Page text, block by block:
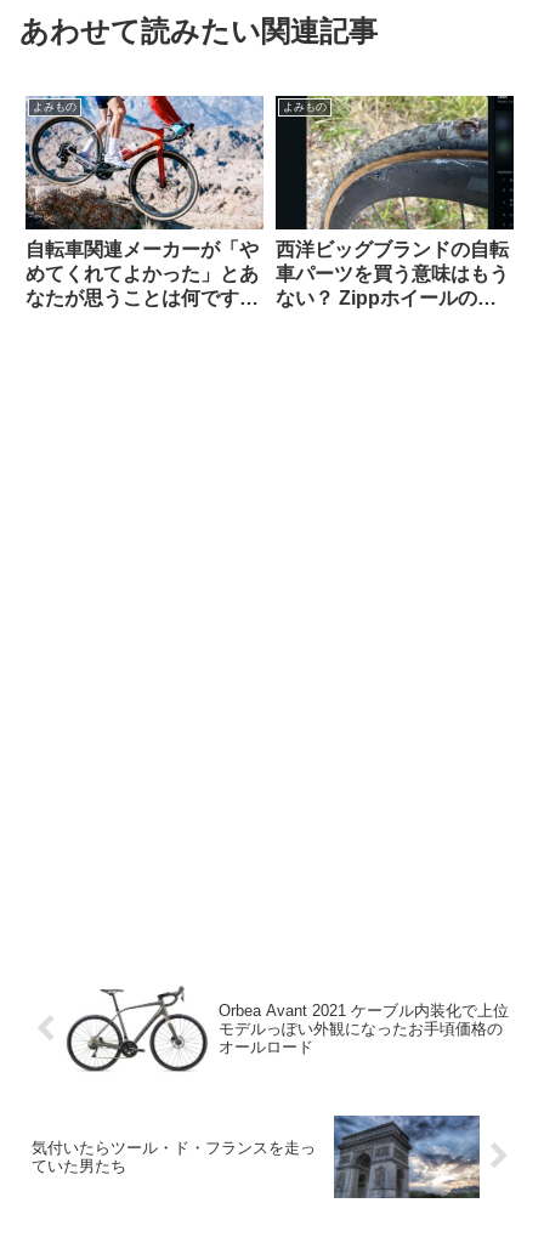
あわせて読みたい関連記事
よみもの
自転車関連メーカーが「や
めてくれてよかった」とあ
なたが思うことは何ですか
よみもの
西洋ビッグブランドの自転
車パーツを買う意味はもう
ない？ Zippホイールの生
Orbea Avant 2021 ケーブル内装化で上位
モデルっぽい外観になったお手頃価格の
オールロード
気付いたらツール・ド・フランスを走っ
ていた男たち